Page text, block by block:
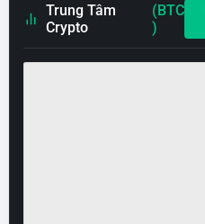
Trung Tâm
Crypto
(BTC
)